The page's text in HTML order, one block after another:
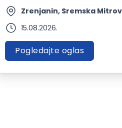
15.08.2026.
Pogledajte oglas